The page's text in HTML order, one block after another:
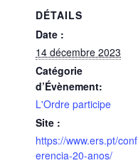
DÉTAILS
Date :
14 décembre 2023
Catégorie
d’Évènement:
L'Ordre participe
Site :
https://www.ers.pt/conf
erencia-20-anos/